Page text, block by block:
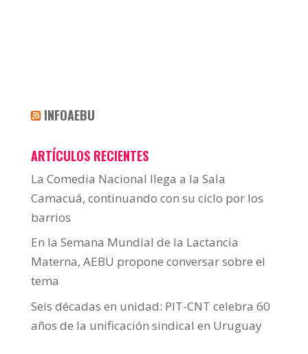
INFOAEBU
ARTÍCULOS RECIENTES
La Comedia Nacional llega a la Sala
Camacuá, continuando con su ciclo por los
barrios
En la Semana Mundial de la Lactancia
Materna, AEBU propone conversar sobre el
tema
Seis décadas en unidad: PIT-CNT celebra 60
años de la unificación sindical en Uruguay